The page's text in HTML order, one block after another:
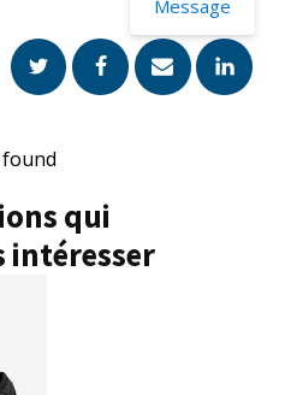
Message
qui
intéresser